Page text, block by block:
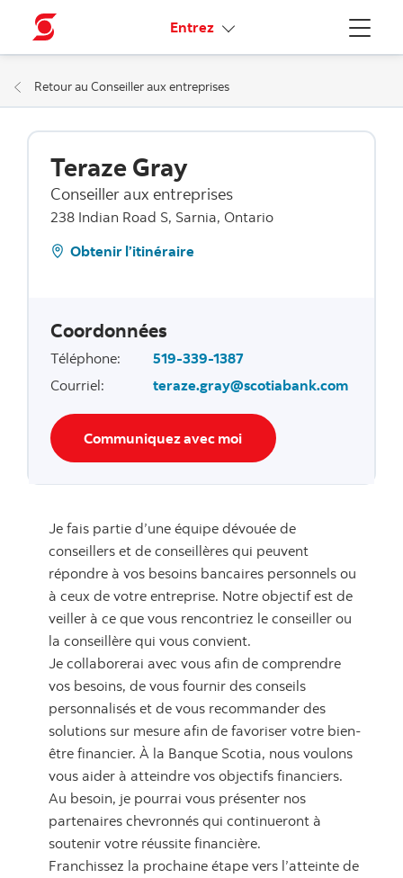
Menu
Entrez Liens connexes
Retour au Conseiller aux entreprises
Teraze Gray
Conseiller aux entreprises
238 Indian Road S, Sarnia, Ontario
Obtenir l’itinéraire
Coordonnées
Téléphone:
519-339-1387
Courriel: teraze.gray@scotiabank.com
Communiquez avec moi
Je fais partie d’une équipe dévouée de
conseillers et de conseillères qui peuvent
répondre à vos besoins bancaires personnels ou
à ceux de votre entreprise. Notre objectif est de
veiller à ce que vous rencontriez le conseiller ou
la conseillère qui vous convient.
Je collaborerai avec vous afin de comprendre
vos besoins, de vous fournir des conseils
personnalisés et de vous recommander des
solutions sur mesure afin de favoriser votre bien-
être financier. À la Banque Scotia, nous voulons
vous aider à atteindre vos objectifs financiers.
Au besoin, je pourrai vous présenter nos
partenaires chevronnés qui continueront à
soutenir votre réussite financière.
Franchissez la prochaine étape vers l’atteinte de